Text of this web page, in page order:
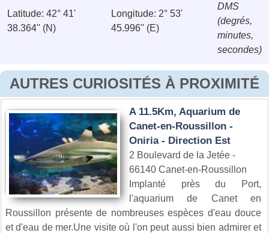
Latitude: 42° 41'
38.364'' (N)
Longitude: 2° 53'
45.996'' (E)
DMS
(degrés,
minutes,
secondes)
AUTRES CURIOSITÉS À PROXIMITÉ
A 11.5Km, Aquarium de
Canet-en-Roussillon -
Oniria - Direction Est
2 Boulevard de la Jetée -
66140 Canet-en-Roussillon
Implanté près du Port,
l'aquarium de Canet en
Roussillon présente de nombreuses espèces d'eau douce
et d'eau de mer.Une visite où l'on peut aussi bien admirer et